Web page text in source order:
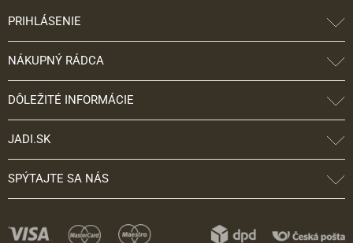
PRIHLÁSENIE
NÁKUPNÝ RÁDCA
DÔLEŽITÉ INFORMÁCIE
JADI.SK
SPÝTAJTE SA NÁS